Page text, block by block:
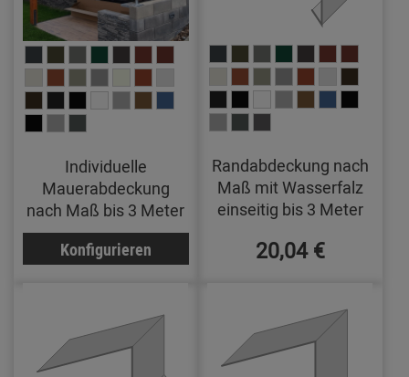
Individuelle
Mauerabdeckung
nach Maß bis 3 Meter
Konfigurieren
Randabdeckung nach
Maß mit Wasserfalz
einseitig bis 3 Meter
20,04 €